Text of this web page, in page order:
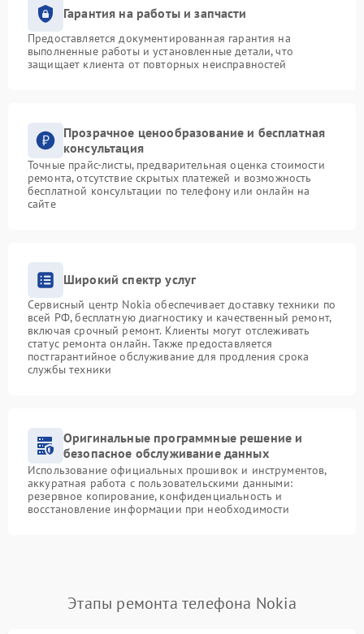
Гарантия на работы и запчасти
Предоставляется документированная гарантия на
выполненные работы и установленные детали, что
защищает клиента от повторных неисправностей
Прозрачное ценообразование и бесплатная
консультация
Точные прайс-листы, предварительная оценка стоимости
ремонта, отсутствие скрытых платежей и возможность
бесплатной консультации по телефону или онлайн на
сайте
Широкий спектр услуг
Сервисный центр Nokia обеспечивает доставку техники по
всей РФ, бесплатную диагностику и качественный ремонт,
включая срочный ремонт. Клиенты могут отслеживать
статус ремонта онлайн. Также предоставляется
постгарантийное обслуживание для продления срока
службы техники
Оригинальные программные решение и
безопасное обслуживание данных
Использование официальных прошивок и инструментов,
аккуратная работа с пользовательскими данными:
резервное копирование, конфиденциальность и
восстановление информации при необходимости
Этапы ремонта телефона Nokia